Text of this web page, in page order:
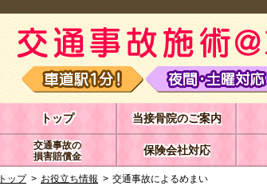
トップ 当接骨院のご案内
交通事故の
損害賠償金
保険会社対応
トップ
お役立ち情報 交通事故によるめまい